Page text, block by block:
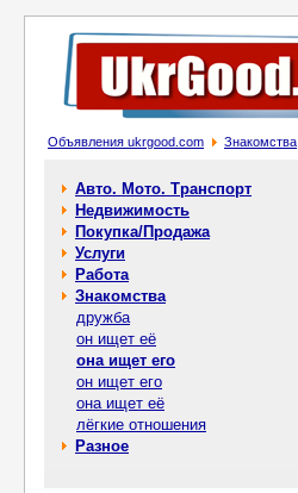
Объявления ukrgood.com Знакомства
Авто. Мото. Транспорт
Недвижимость
Покупка/Продажа
Услуги
Работа
Знакомства
дружба
он ищет её
она ищет его
он ищет его
она ищет её
лёгкие отношения
Разное